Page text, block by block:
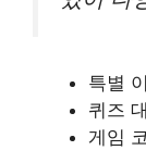
특별
퀴즈
게임